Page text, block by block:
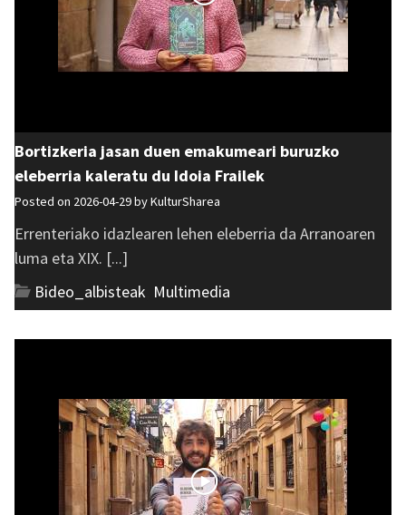
Bortizkeria jasan duen emakumeari buruzko
eleberria kaleratu du Idoia Frailek
Posted on 2026-04-29 byKulturSharea
Errenteriako idazlearen lehen eleberria da Arranoaren
luma eta XIX. [...]
Bideo_albisteak Multimedia